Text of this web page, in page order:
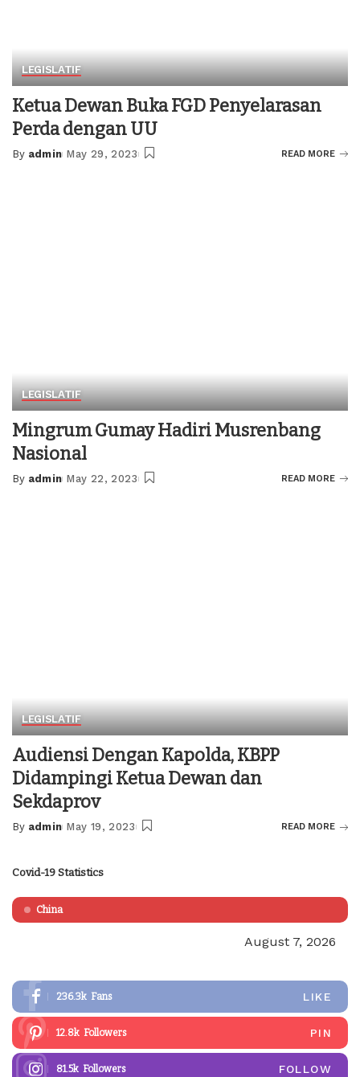
LEGISLATIF
Ketua Dewan Buka FGD Penyelarasan
Perda dengan UU
Posted
By admin May 29, 2023 READ MORE
LEGISLATIF
Mingrum Gumay Hadiri Musrenbang
Nasional
Posted
By admin May 22, 2023 READ MORE
LEGISLATIF
Audiensi Dengan Kapolda, KBPP
Didampingi Ketua Dewan dan
Sekdaprov
Posted
By admin May 19, 2023 READ MORE
Covid-19 Statistics
China
August 7, 2026
236.3k Fans LIKE
12.8k Followers PIN
81.5k Followers FOLLOW